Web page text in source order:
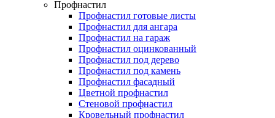
Профнастил
Профнастил готовые листы
Профнастил для ангара
Профнастил на гараж
Профнастил оцинкованный
Профнастил под дерево
Профнастил под камень
Профнастил фасадный
Цветной профнастил
Стеновой профнастил
Кровельный профнастил